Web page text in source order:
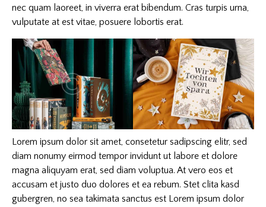
nec quam laoreet, in viverra erat bibendum. Cras turpis urna,
vulputate at est vitae, posuere lobortis erat.
Lorem ipsum dolor sit amet, consetetur sadipscing elitr, sed
diam nonumy eirmod tempor invidunt ut labore et dolore
magna aliquyam erat, sed diam voluptua. At vero eos et
accusam et justo duo dolores et ea rebum. Stet clita kasd
gubergren, no sea takimata sanctus est Lorem ipsum dolor